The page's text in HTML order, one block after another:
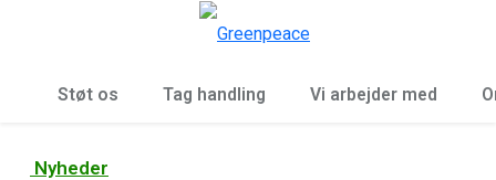
Støt os Tag handling Vi arbejder med
Nyheder